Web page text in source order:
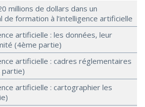
millions de dollars dans un
de formation à l’intelligence artificielle
artificielle : les données, leur
(4ème partie)
artificielle : cadres réglementaires
artificielle : cartographier les